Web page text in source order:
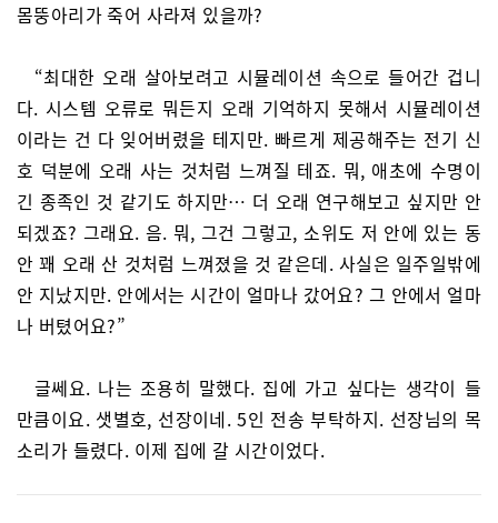
몸뚱아리가 죽어 사라져 있을까?
“최대한 오래 살아보려고 시뮬레이션 속으로 들어간 겁니
다. 시스템 오류로 뭐든지 오래 기억하지 못해서 시뮬레이션
이라는 건 다 잊어버렸을 테지만. 빠르게 제공해주는 전기 신
호 덕분에 오래 사는 것처럼 느껴질 테죠. 뭐, 애초에 수명이
긴 종족인 것 같기도 하지만… 더 오래 연구해보고 싶지만 안
되겠죠? 그래요. 음. 뭐, 그건 그렇고, 소위도 저 안에 있는 동
안 꽤 오래 산 것처럼 느껴졌을 것 같은데. 사실은 일주일밖에
안 지났지만. 안에서는 시간이 얼마나 갔어요? 그 안에서 얼마
나 버텼어요?”
글쎄요. 나는 조용히 말했다. 집에 가고 싶다는 생각이 들
만큼이요. 샛별호, 선장이네. 5인 전송 부탁하지. 선장님의 목
소리가 들렸다. 이제 집에 갈 시간이었다.